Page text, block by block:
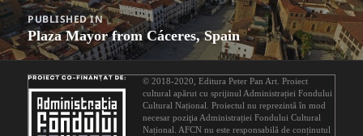
Post
navigation
PUBLISHED IN
Plaza Mayor from Cáceres, Spain
© 2018-2020,Editura Peter Pan Art . Proiect
cultural apărut cu sprijinul Administrației Fondului
Cultural Național
. Proiectul nu reprezintă în mod
necesar poziţia Administrației Fondului Cultural
Național. AFCN nu este responsabilă de conținutul